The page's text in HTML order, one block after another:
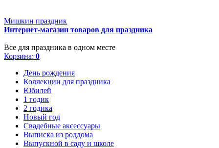
Мишкин праздник
Интернет-магазин товаров для праздника
Все для праздника в одном месте
Корзина: 0
День рождения
Коллекции для праздника
Юбилей
1 годик
2 годика
Новый год
Свадебные аксессуары
Выписка из роддома
Выпускной в саду и школе